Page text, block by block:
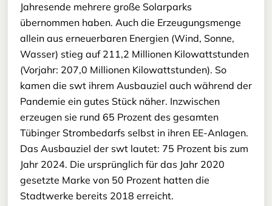
Jahresende mehrere große Solarparks
übernommen haben. Auch die Erzeugungsmenge
allein aus erneuerbaren Energien (Wind, Sonne,
Wasser) stieg auf 211,2 Millionen Kilowattstunden
(Vorjahr: 207,0 Millionen Kilowattstunden). So
kamen die swt ihrem Ausbauziel auch während der
Pandemie ein gutes Stück näher. Inzwischen
erzeugen sie rund 65 Prozent des gesamten
Tübinger Strombedarfs selbst in ihren EE-Anlagen.
Das Ausbauziel der swt lautet: 75 Prozent bis zum
Jahr 2024. Die ursprünglich für das Jahr 2020
gesetzte Marke von 50 Prozent hatten die
Stadtwerke bereits 2018 erreicht.